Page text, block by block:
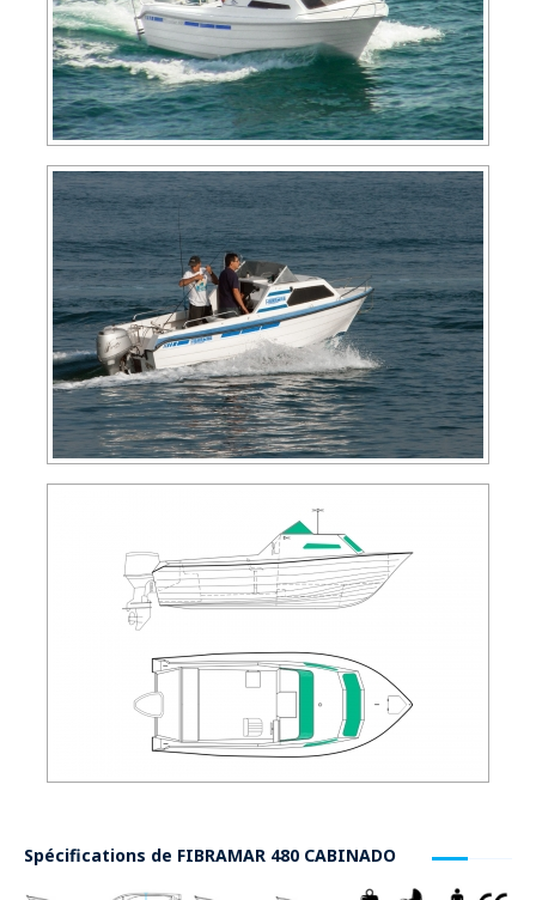
Spécifications de FIBRAMAR 480 CABINADO